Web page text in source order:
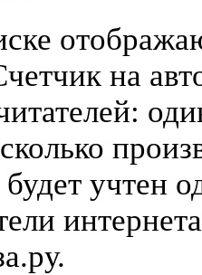
на
учтен